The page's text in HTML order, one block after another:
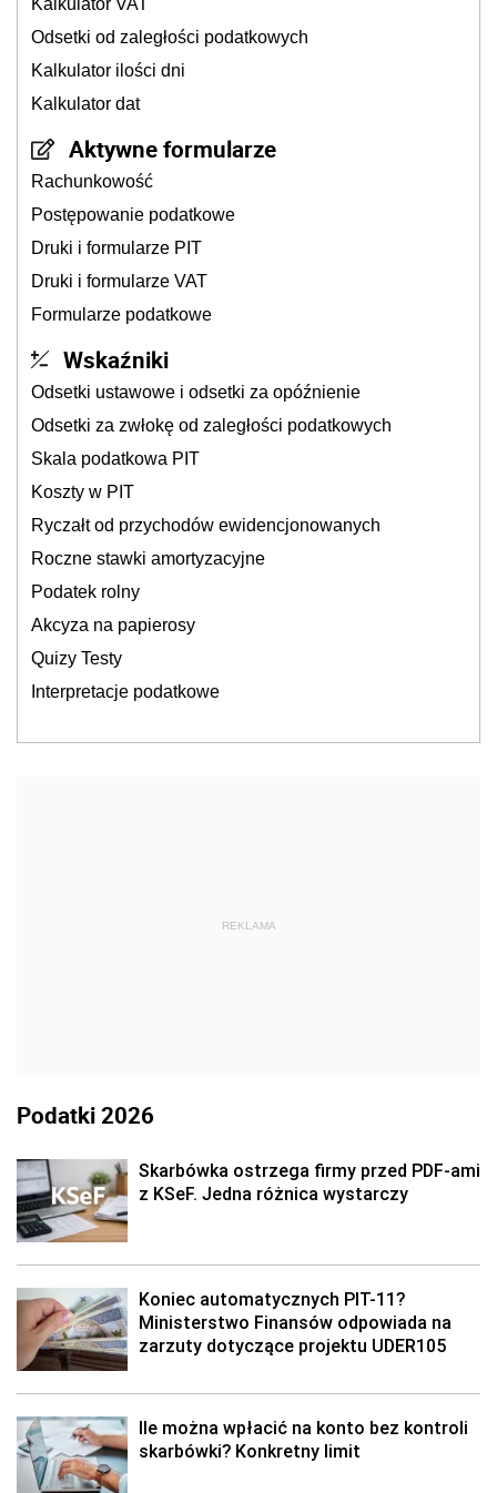
Kalkulator VAT
Odsetki od zaległości podatkowych
Kalkulator ilości dni
Kalkulator dat
Aktywne formularze
Rachunkowość
Postępowanie podatkowe
Druki i formularze PIT
Druki i formularze VAT
Formularze podatkowe
Wskaźniki
Odsetki ustawowe i odsetki za opóźnienie
Odsetki za zwłokę od zaległości podatkowych
Skala podatkowa PIT
Koszty w PIT
Ryczałt od przychodów ewidencjonowanych
Roczne stawki amortyzacyjne
Podatek rolny
Akcyza na papierosy
Quizy Testy
Interpretacje podatkowe
REKLAMA
Podatki 2026
Skarbówka ostrzega firmy przed PDF-ami
z KSeF. Jedna różnica wystarczy
Koniec automatycznych PIT-11?
Ministerstwo Finansów odpowiada na
zarzuty dotyczące projektu UDER105
Ile można wpłacić na konto bez kontroli
skarbówki? Konkretny limit